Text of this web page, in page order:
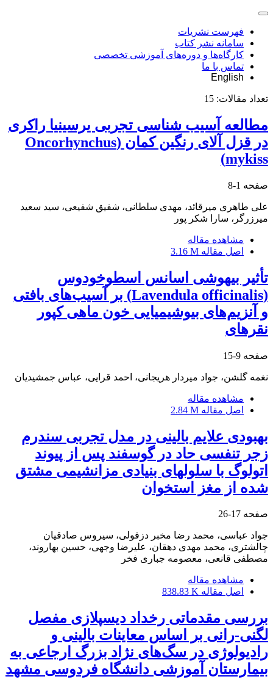
فهرست نشریات
سامانه نشر کتاب
کارگاه‌ها و دوره‌های آموزشی تخصصی
تماس با ما
English
تعداد مقالات: 15
مطالعه آسیب شناسی تجربی یرسینیا راکری
در قزل آلای رنگین کمان (Oncorhynchus
mykiss)
صفحه 1-8
علی طاهری میرقائد، مهدی سلطانی، شفیق شفیعی، سید سعید
میرزرگر، سارا شکر پور
مشاهده مقاله
اصل مقاله 3.16 M
تأثیر بیهوشی اسانس اسطوخودوس
(Lavendula officinalis) بر آسیب‌های بافتی
و آنزیم‌های بیوشیمیایی خون ماهی کپور
نقرهای
صفحه 9-15
نغمه گلشن، جواد میردار هریجانی، احمد قرایی، عباس جمشیدیان
مشاهده مقاله
اصل مقاله 2.84 M
بهبودی علایم بالینی در مدل تجربی سندرم
زجر تنفسی حاد در گوسفند پس از پیوند
اتولوگ با سلولهای بنیادی مزانشیمی مشتق
شده از مغز استخوان
صفحه 17-26
جواد عباسی، محمد رضا مخبر دزفولی، سیروس صادقیان
چالشتری، محمد مهدی دهقان، علیرضا وجهی، حسین بهاروند،
مصطفی قانعی، معصومه جباری فخر
مشاهده مقاله
اصل مقاله 838.83 K
بررسی مقدماتی رخداد دیسپلازی مفصل
لگنی-رانی بر اساس معاینات بالینی و
رادیولوژی در سگ‌های نژاد بزرگ ارجاعی به
بیمارستان آموزشی دانشگاه فردوسی مشهد